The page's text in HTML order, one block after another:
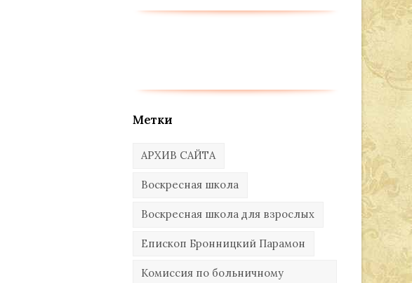
Метки
АРХИВ САЙТА
Воскресная школа
Воскресная школа для взрослых
Епископ Бронницкий Парамон
Комиссия по больничному